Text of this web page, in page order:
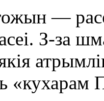
—
З-за
«кухарам